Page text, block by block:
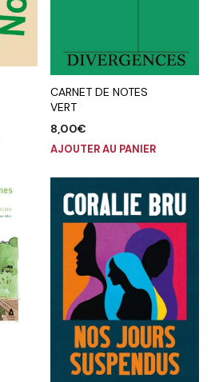
CARNET DE NOTES
VERT
8,00€
AJOUTER AU PANIER